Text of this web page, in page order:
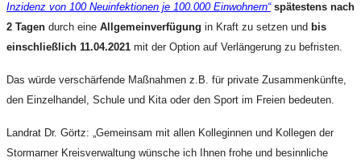
Inzidenz von 100 Neuinfektionen je 100.000 Einwohnern“ spätestens nach
2 Tagen durch eine Allgemeinverfügung in Kraft zu setzen und bis
einschließlich 11.04.2021 mit der Option auf Verlängerung zu befristen.
Das würde verschärfende Maßnahmen z.B. für private Zusammenkünfte,
den Einzelhandel, Schule und Kita oder den Sport im Freien bedeuten.
Landrat Dr. Görtz: „Gemeinsam mit allen Kolleginnen und Kollegen der
Stormarner Kreisverwaltung wünsche ich Ihnen frohe und besinnliche